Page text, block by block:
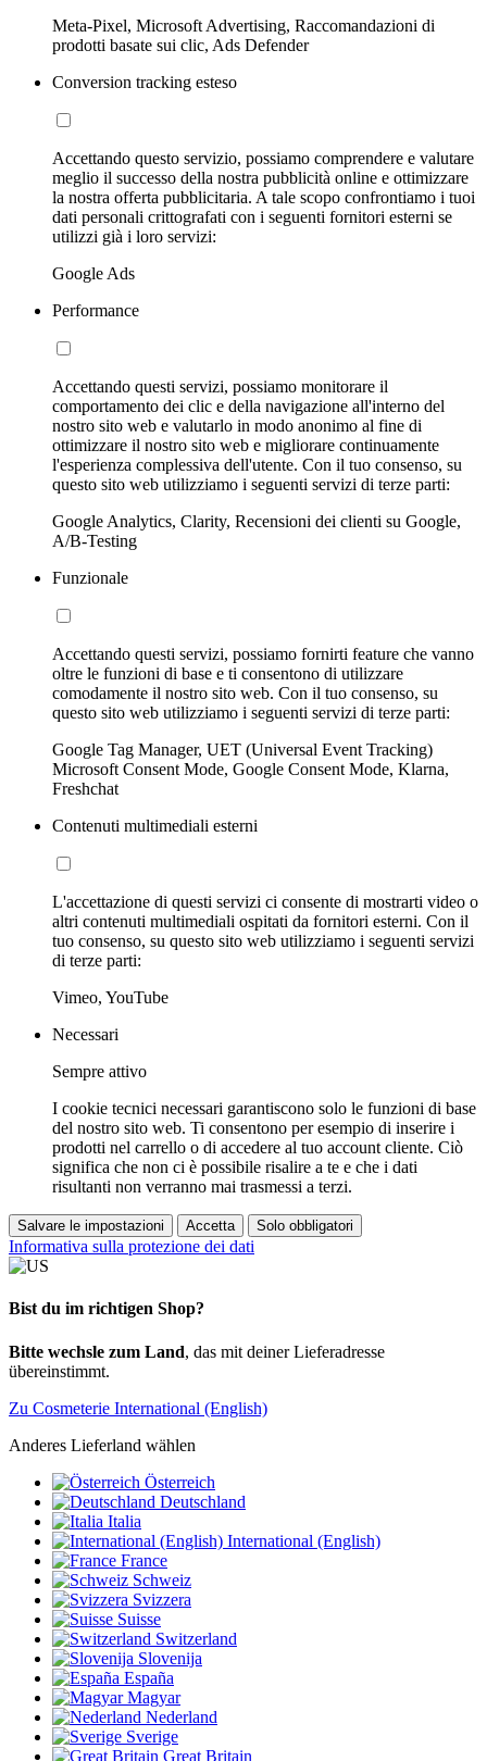
Meta-Pixel, Microsoft Advertising, Raccomandazioni di
prodotti basate sui clic, Ads Defender
Conversion tracking esteso
Accettando questo servizio, possiamo comprendere e valutare
meglio il successo della nostra pubblicità online e ottimizzare
la nostra offerta pubblicitaria. A tale scopo confrontiamo i tuoi
dati personali crittografati con i seguenti fornitori esterni se
utilizzi già i loro servizi:
Google Ads
Performance
Accettando questi servizi, possiamo monitorare il
comportamento dei clic e della navigazione all'interno del
nostro sito web e valutarlo in modo anonimo al fine di
ottimizzare il nostro sito web e migliorare continuamente
l'esperienza complessiva dell'utente. Con il tuo consenso, su
questo sito web utilizziamo i seguenti servizi di terze parti:
Google Analytics, Clarity, Recensioni dei clienti su Google,
A/B-Testing
Funzionale
Accettando questi servizi, possiamo fornirti feature che vanno
oltre le funzioni di base e ti consentono di utilizzare
comodamente il nostro sito web. Con il tuo consenso, su
questo sito web utilizziamo i seguenti servizi di terze parti:
Google Tag Manager, UET (Universal Event Tracking)
Microsoft Consent Mode, Google Consent Mode, Klarna,
Freshchat
Contenuti multimediali esterni
L'accettazione di questi servizi ci consente di mostrarti video o
altri contenuti multimediali ospitati da fornitori esterni. Con il
tuo consenso, su questo sito web utilizziamo i seguenti servizi
di terze parti:
Vimeo, YouTube
Necessari
Sempre attivo
I cookie tecnici necessari garantiscono solo le funzioni di base
del nostro sito web. Ti consentono per esempio di inserire i
prodotti nel carrello o di accedere al tuo account cliente. Ciò
significa che non ci è possibile risalire a te e che i dati
risultanti non verranno mai trasmessi a terzi.
Salvare le impostazioni Accetta Solo obbligatori
Informativa sulla protezione dei dati
Bist du im richtigen Shop?
Bitte wechsle zum Land, das mit deiner Lieferadresse
übereinstimmt.
Zu Cosmeterie International (English)
Anderes Lieferland wählen
Österreich
Deutschland
Italia
International (English)
France
Schweiz
Svizzera
Suisse
Switzerland
Slovenija
España
Magyar
Nederland
Sverige
Great Britain